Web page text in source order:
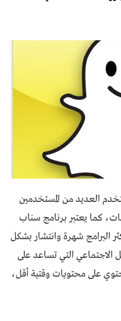
بلس للاندرويد 2026 يستخدم العديد من المستخدمين
كما يعتبر برنامج سناب
البرامج شهرة وانتشار بشكل
الاجتماعي التي تساعد على
على محتويات وقتية أقل،